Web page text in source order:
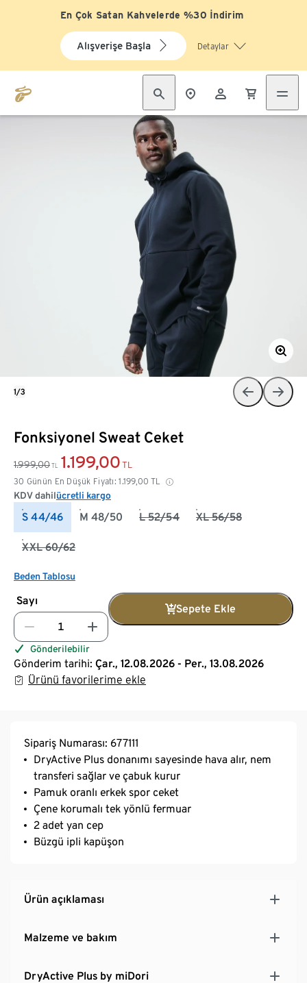
En Çok Satan Kahvelerde %30 İndirim
Alışverişe Başla Detaylar
Fonksiyonel Sweat Ceket
1.999,00 TL 1.199,00 TL
30 Günün En Düşük Fiyatı: 1.199,00 TL
KDV dahilücretli kargo
S 44/46 M 48/50 L 52/54 XL 56/58
XXL 60/62
Beden Tablosu
Sayı
Sepete Ekle
Gönderilebilir
Gönderim tarihi: Çar., 12.08.2026 - Per., 13.08.2026
Ürünü favorilerime ekle
1/3
Sipariş Numarası: 677111
DryActive Plus donanımı sayesinde hava alır, nem
transferi sağlar ve çabuk kurur
Pamuk oranlı erkek spor ceket
Çene korumalı tek yönlü fermuar
2 adet yan cep
Büzgü ipli kapüşon
Ürün açıklaması
Malzeme ve bakım
DryActive Plus by miDori